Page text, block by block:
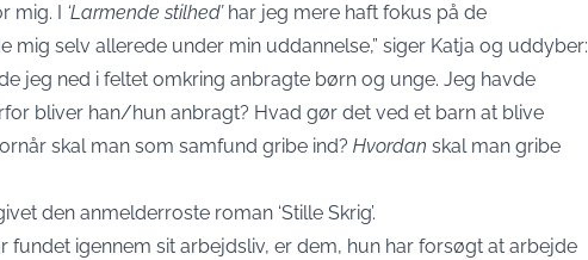
mig. I ‘Larmende stilhed’har jeg mere haft fokus på de
mig selv allerede under min uddannelse,” siger Katja og uddyber:
jeg ned i feltet omkring anbragte børn og unge. Jeg havde
bliver han/hun anbragt? Hvad gør det ved et barn at blive
skal man som samfund gribe ind? Hvordan skal man gribe
den anmelderroste roman ‘Stille Skrig’.
fundet igennem sit arbejdsliv, er dem, hun har forsøgt at arbejde